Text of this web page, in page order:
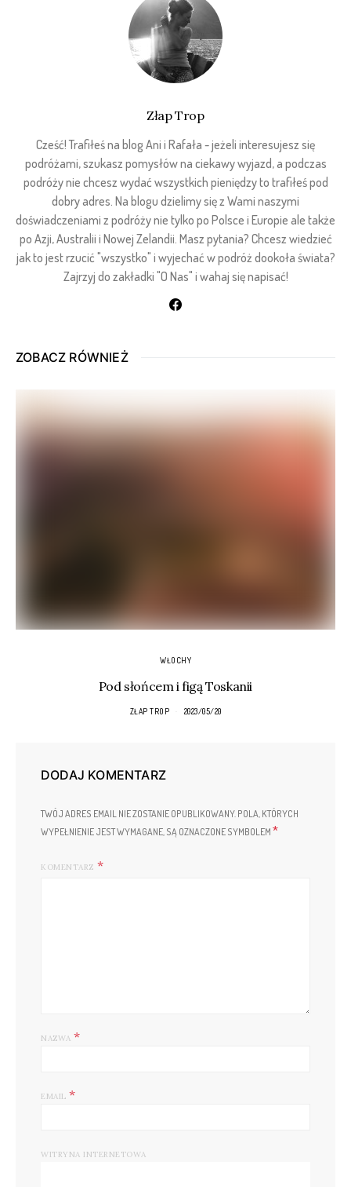
Złap Trop
Cześć! Trafiłeś na blog Ani i Rafała - jeżeli interesujesz się
podróżami, szukasz pomysłów na ciekawy wyjazd, a podczas
podróży nie chcesz wydać wszystkich pieniędzy to trafiłeś pod
dobry adres. Na blogu dzielimy się z Wami naszymi
doświadczeniami z podróży nie tylko po Polsce i Europie ale także
po Azji, Australii i Nowej Zelandii. Masz pytania? Chcesz wiedzieć
jak to jest rzucić "wszystko" i wyjechać w podróż dookoła świata?
Zajrzyj do zakładki "O Nas" i wahaj się napisać!
ZOBACZ RÓWNIEŻ
WŁOCHY
Pod słońcem i figą Toskanii
ZŁAP TROP 2023/05/20
DODAJ KOMENTARZ
TWÓJ ADRES EMAIL NIE ZOSTANIE OPUBLIKOWANY. POLA, KTÓRYCH
WYPEŁNIENIE JEST WYMAGANE, SĄ OZNACZONE SYMBOLEM *
KOMENTARZ
NAZWA *
EMAIL *
WITRYNA INTERNETOWA